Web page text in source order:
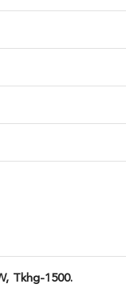
Tkhg-1500.